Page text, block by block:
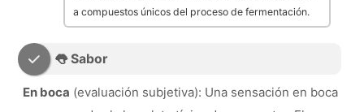
a compuestos únicos del proceso de fermentación.
👅 Sabor
En boca (evaluación subjetiva): Una sensación en boca